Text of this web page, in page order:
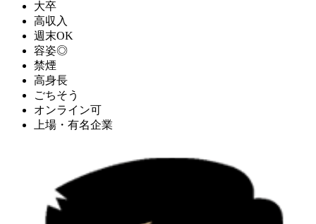
大卒
高収入
週末OK
容姿◎
禁煙
高身長
ごちそう
オンライン可
上場・有名企業